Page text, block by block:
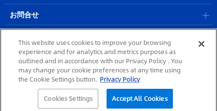
お問合せ
サイトポリシー | プライバシーポリシー | 個人情報保護方針
MORITEX Corporation
レンズセレクタ 資料を探す カタログ
This website uses cookies to improve your browsing
experience and for analytics and metrics purposes as
outlined and in accordance with our Privacy Policy . You
may change your cookie preferences at any time using
the Cookie Settings button. Privacy Policy
Cookies Settings
Accept All Cookies